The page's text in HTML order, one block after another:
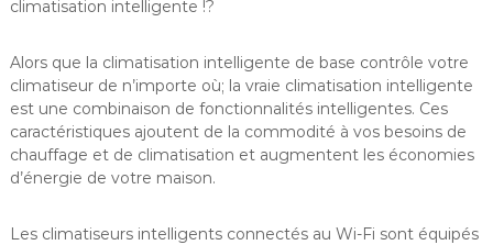
climatisation intelligente !?
Alors que la climatisation intelligente de base contrôle votre
climatiseur de n’importe où; la vraie climatisation intelligente
est une combinaison de fonctionnalités intelligentes. Ces
caractéristiques ajoutent de la commodité à vos besoins de
chauffage et de climatisation et augmentent les économies
d’énergie de votre maison.
Les climatiseurs intelligents connectés au Wi-Fi sont équipés